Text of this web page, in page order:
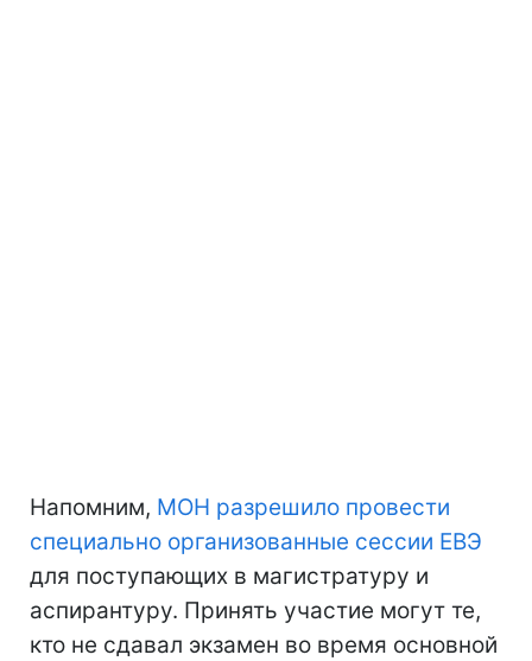
Напомним, МОН разрешило провести
специально организованные сессии ЕВЭ
для поступающих в магистратуру и
аспирантуру. Принять участие могут те,
кто не сдавал экзамен во время основной